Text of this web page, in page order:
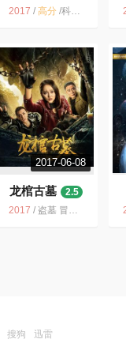
的绝地武士
2017 /高分 /科幻 美国 太空 经典 动作 2017 史诗 冒险
2017-06-08
龙棺古墓
2.5
2017 / 盗墓 冒险 悬疑 2017 恐怖 电影 大陆 网络大电影
搜狗 迅雷